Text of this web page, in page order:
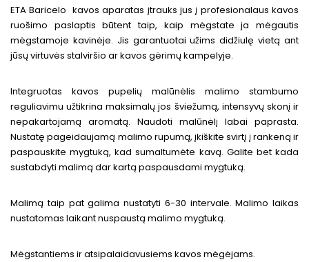
ETA Baricelo kavos aparatas įtrauks jus į profesionalaus kavos
ruošimo paslaptis būtent taip, kaip mėgstate ja mėgautis
mėgstamoje kavinėje. Jis garantuotai užims didžiulę vietą ant
jūsų virtuvės stalviršio ar kavos gėrimų kampelyje.
Integruotas kavos pupelių malūnėlis malimo stambumo
reguliavimu užtikrina maksimalų jos šviežumą, intensyvų skonį ir
nepakartojamą aromatą. Naudoti malūnėlį labai paprasta.
Nustatę pageidaujamą malimo rupumą, įkiškite svirtį į rankeną ir
paspauskite mygtuką, kad sumaltumėte kavą. Galite bet kada
sustabdyti malimą dar kartą paspausdami mygtuką.
Malimą taip pat galima nustatyti 6-30 intervale. Malimo laikas
nustatomas laikant nuspaustą malimo mygtuką.
Mėgstantiems ir atsipalaidavusiems kavos mėgėjams.